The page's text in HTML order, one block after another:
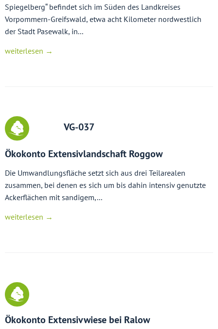
Spiegelberg“ befindet sich im Süden des Landkreises
Vorpommern-Greifswald, etwa acht Kilometer nordwestlich
der Stadt Pasewalk, in...
weiterlesen →
VG-037
Ökokonto Extensivlandschaft Roggow
Die Umwandlungsfläche setzt sich aus drei Teilarealen
zusammen, bei denen es sich um bis dahin intensiv genutzte
Ackerflächen mit sandigem,...
weiterlesen →
Ökokonto Extensivwiese bei Ralow